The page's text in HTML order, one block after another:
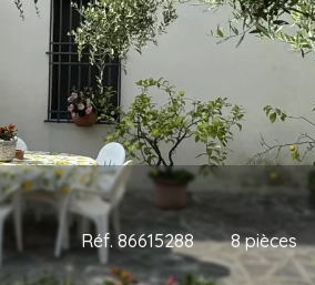
Réf. 86615288 8 pièces